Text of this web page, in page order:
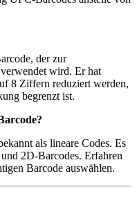
der zur
wird. Er hat
8 Ziffern reduziert werden,
begrenzt ist.
als lineare Codes. Es
2D-Barcodes. Erfahren
Barcode auswählen.